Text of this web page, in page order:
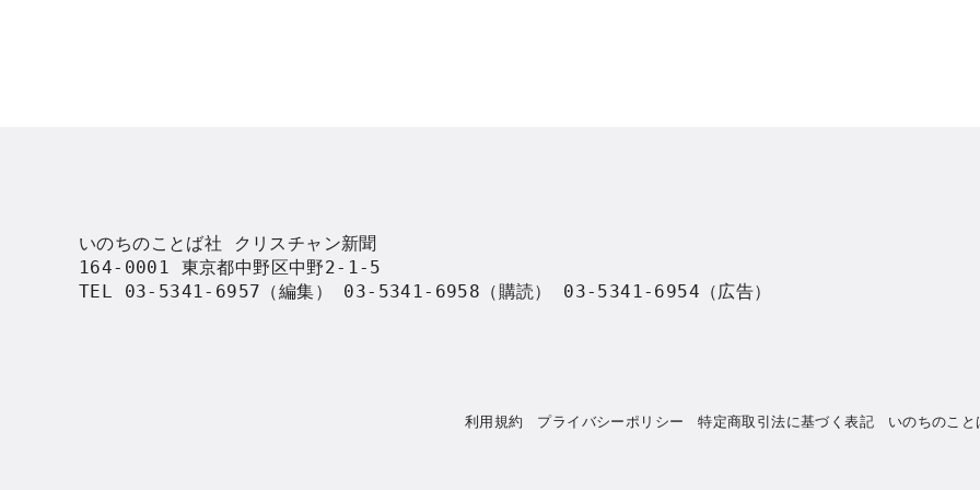
いのちのことば社 クリスチャン新聞
164-0001 東京都中野区中野2-1-5
TEL 03-5341-6957（編集） 03-5341-6958（購読） 03-5341-6954（広告）
利用規約 プライバシーポリシー 特定商取引法に基づく表記 いのちのこと